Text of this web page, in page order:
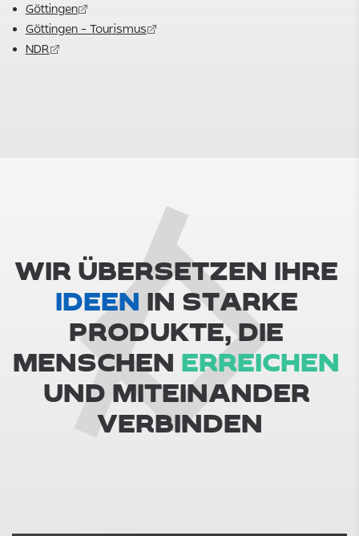
Göttingen
Göttingen - Tourismus
NDR
WIR ÜBERSETZEN IHRE
IDEEN IN STARKE
PRODUKTE, DIE
MENSCHEN ERREICHEN
UND MITEINANDER
VERBINDEN